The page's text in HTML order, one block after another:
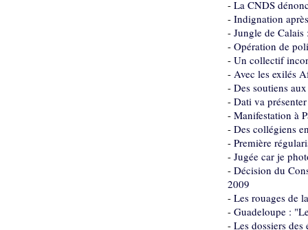
- La CNDS
- Indignation
- Jungle de
- Opération de
- Un collectif
- Avec les exilés
- Des soutiens
- Dati va
- Manifestation à
- Des collégiens
- Première
- Jugée car je
- Décision du
2009
- Les rouages de
- Guadeloupe :
- Les dossiers